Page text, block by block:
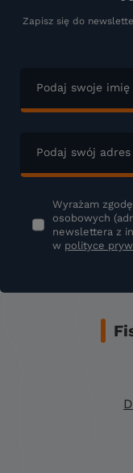
Zapisz się do
Podaj swoje imię
Podaj swój
Wyrażam
osobowych
newslettera z
w polityce